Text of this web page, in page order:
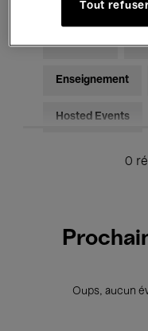
Pour tous
Enseignement
Hosted Events
0
Oups, aucun
Tout